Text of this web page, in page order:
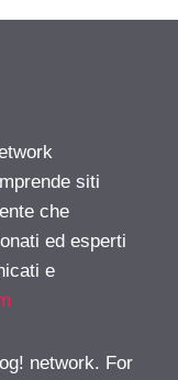
siti
che
ed esperti
e
network. For